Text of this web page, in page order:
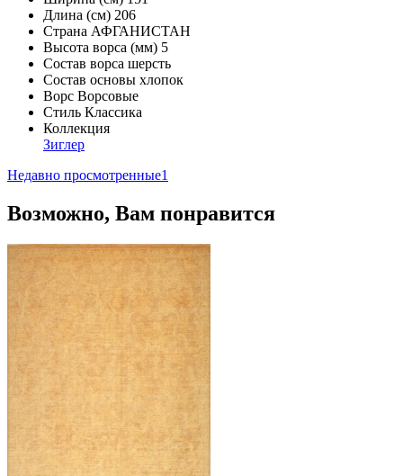
Длина (см) 206
Страна АФГАНИСТАН
Высота ворса (мм) 5
Состав ворса шерсть
Состав основы хлопок
Ворс Ворсовые
Стиль Классика
Коллекция
Зиглер
Недавно просмотренные1
Возможно, Вам понравится